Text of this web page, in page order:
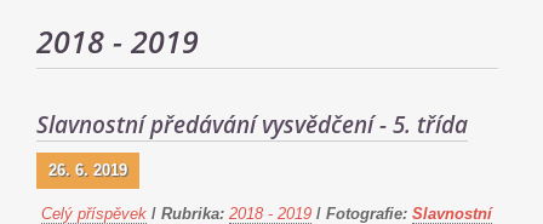
2018 - 2019
Slavnostní předávání vysvědčení - 5. třída
26. 6. 2019
Celý příspěvek / Rubrika: 2018 - 2019 / Fotografie: Slavnostní